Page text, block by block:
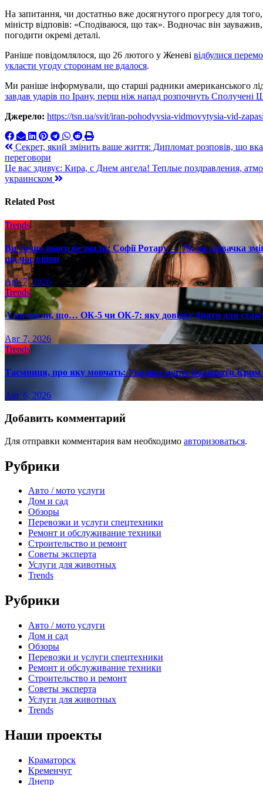
На запитання, чи достатньо вже досягнутого прогресу для
міністр відповів: «Сподіваюся, що так». Водночас він
погодити окремі деталі.
Раніше повідомлялося, що 26 лютого у Женеві відбулися
укласти угоду сторонам не вдалося.
Ми раніше інформували, що старші радники американського
завдав ударів по Ірану, перш ніж напад розпочнуть Сполучені
Джерело: https://tsn.ua/svit/iran-pohodyvsia-vidmovytysia-vid-
Навигация
по
записям
Секрет, який змінить ваше життя: Дипломат розповів, що
переговори
Це вас здивує: Кира, с Днем ангела! Теплые поздравления,
украинском
Related Post
Trends
Ви точно цього не знали: Софії Ротару — 79: як співачка
під час війни
Авг 7, 2026
Trends
А ви знали, що… ОК-5 чи ОК-7: яку довідку брати для
Авг 7, 2026
Trends
Таємниця, про яку мовчать: Україна могла ізолювати
Авг 6, 2026
Добавить комментарий
Для отправки комментария вам необходимо авторизоваться.
Рубрики
Авто / мото услуги
Дом и сад
Обзоры
Перевозки и услуги спецтехники
Ремонт и обслуживание техники
Строительство и ремонт
Советы эксперта
Услуги для животных
Trends
Рубрики
Авто / мото услуги
Дом и сад
Обзоры
Перевозки и услуги спецтехники
Ремонт и обслуживание техники
Строительство и ремонт
Советы эксперта
Услуги для животных
Trends
Наши проекты
Краматорск
Кременчуг
Днепр